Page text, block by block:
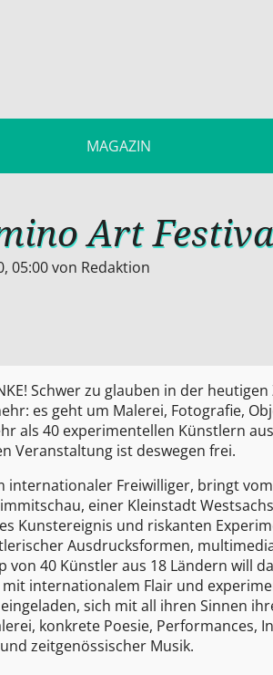
MAGAZIN
Art
05:00von Redaktion
Schwer zu glauben in der
es geht um Malerei, Fotografie,
als 40 experimentellen Künstlern
Veranstaltung ist deswegen frei.
Freiwilliger, bringt vom
einer Kleinstadt
Kunstereignis und riskanten
Ausdrucksformen,
40 Künstler aus 18 Ländern will
internationalem Flair und
sich mit all ihren Sinnen
konkrete Poesie, Performances,
zeitgenössischer Musik.